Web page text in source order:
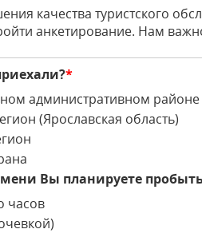
качества туристского
анкетирование. Нам
*
административном
(Ярославская область)
Вы планируете
часов